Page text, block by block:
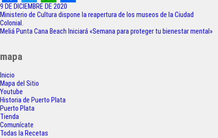
F
a
e
b
o
o
k
T
w
t
e
r
W
h
p
S
h
9 DE DICIEMBRE DE 2020
Navegación
de
Ministerio de Cultura dispone la reapertura de los museos de la Ciudad
Colonial.
Meliá Punta Cana Beach Iniciará «Semana para proteger tu bienestar mental»
mapa
Inicio
Mapa del Sitio
Youtube
Historia de Puerto Plata
Puerto Plata
Tienda
Comunícate
Todas la Recetas